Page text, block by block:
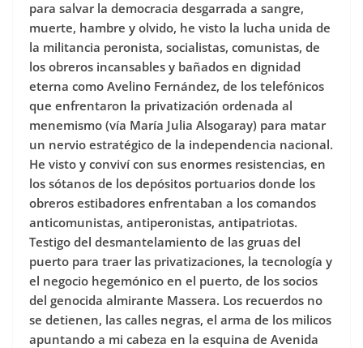
para salvar la democracia desgarrada a sangre,
muerte, hambre y olvido, he visto la lucha unida de
la militancia peronista, socialistas, comunistas, de
los obreros incansables y bañados en dignidad
eterna como Avelino Fernández, de los telefónicos
que enfrentaron la privatización ordenada al
menemismo (vía María Julia Alsogaray) para matar
un nervio estratégico de la independencia nacional.
He visto y conviví con sus enormes resistencias, en
los sótanos de los depósitos portuarios donde los
obreros estibadores enfrentaban a los comandos
anticomunistas, antiperonistas, antipatriotas.
Testigo del desmantelamiento de las gruas del
puerto para traer las privatizaciones, la tecnología y
el negocio hegemónico en el puerto, de los socios
del genocida almirante Massera. Los recuerdos no
se detienen, las calles negras, el arma de los milicos
apuntando a mi cabeza en la esquina de Avenida